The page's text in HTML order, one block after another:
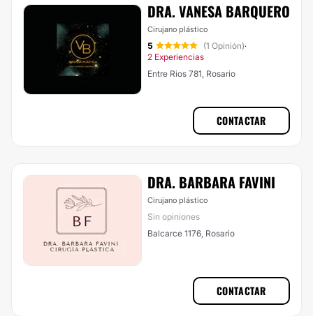
DRA. VANESA BARQUERO
Cirujano plástico
5 (1 Opinión)·
2 Experiencias
Entre Rios 781, Rosario
CONTACTAR
DRA. BARBARA FAVINI
Cirujano plástico
Sin opiniones
Balcarce 1176, Rosario
CONTACTAR